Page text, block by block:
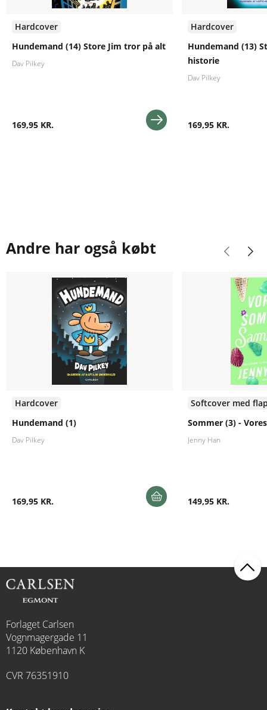
Hardcover
Hundemand (14) Store Jim tror på alt
Dav Pilkey
169,95 KR.
Hardcover
Hundemand (13)
historie
Dav Pilkey
169,95 KR.
Andre har også købt
Hardcover
Hundemand (1)
Dav Pilkey
169,95 KR.
Softcover med
Sommer (3) -
Jenny Han
149,95 KR.
Forlaget Carlsen
Vognmagergade 11
1120 København K
CVR 76351910